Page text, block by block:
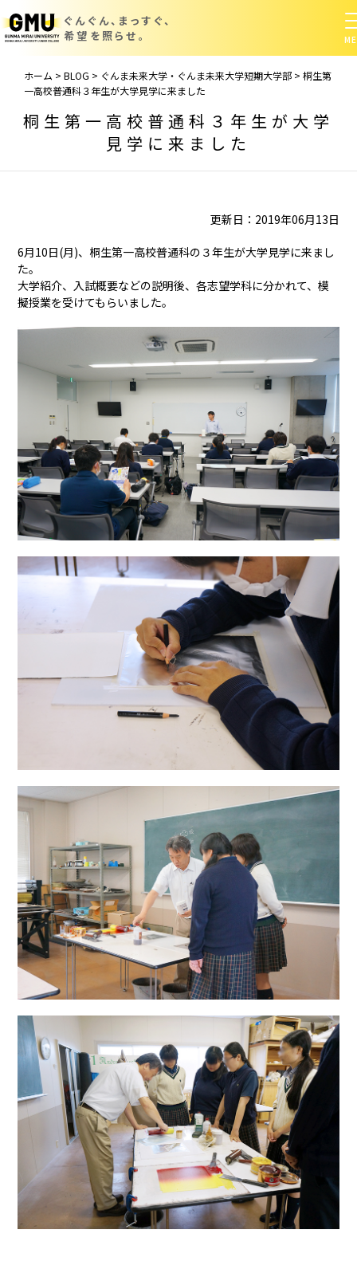
ぐんぐん、まっすぐ、
希望を照らせ。
ホーム > BLOG > ぐんま未来大学・ぐんま未来大学短期大学部 > 桐生第
一高校普通科３年生が大学見学に来ました
桐生第一高校普通科３年生が大学
見学に来ました
更新日：2019年06月13日
6月10日(月)、桐生第一高校普通科の３年生が大学見学に来まし
た。
大学紹介、入試概要などの説明後、各志望学科に分かれて、模
擬授業を受けてもらいました。